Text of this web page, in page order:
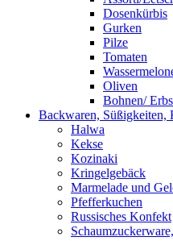
Dosenkürbis
Gurken
Pilze
Tomaten
Oliven
Bohnen/
Backwaren, Süßigkeiten,
Halwa
Kekse
Kozinaki
Kringelgebäck
Marmelade und
Pfefferkuchen
Russisches Konfekt